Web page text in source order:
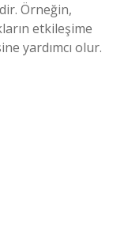
Örneğin,
etkileşime
yardımcı olur.